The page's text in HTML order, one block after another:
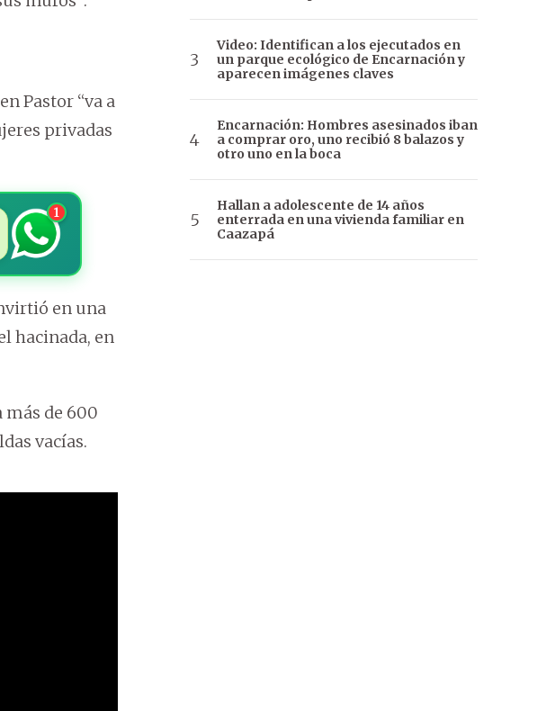
Pastor “va a
privadas
1
en una
hacinada, en
de 600
vacías.
Video: Identifican a los ejecutados en
un parque ecológico de Encarnación y
aparecen imágenes claves
Encarnación: Hombres asesinados iban
a comprar oro, uno recibió 8 balazos y
otro uno en la boca
Hallan a adolescente de 14 años
enterrada en una vivienda familiar en
Caazapá